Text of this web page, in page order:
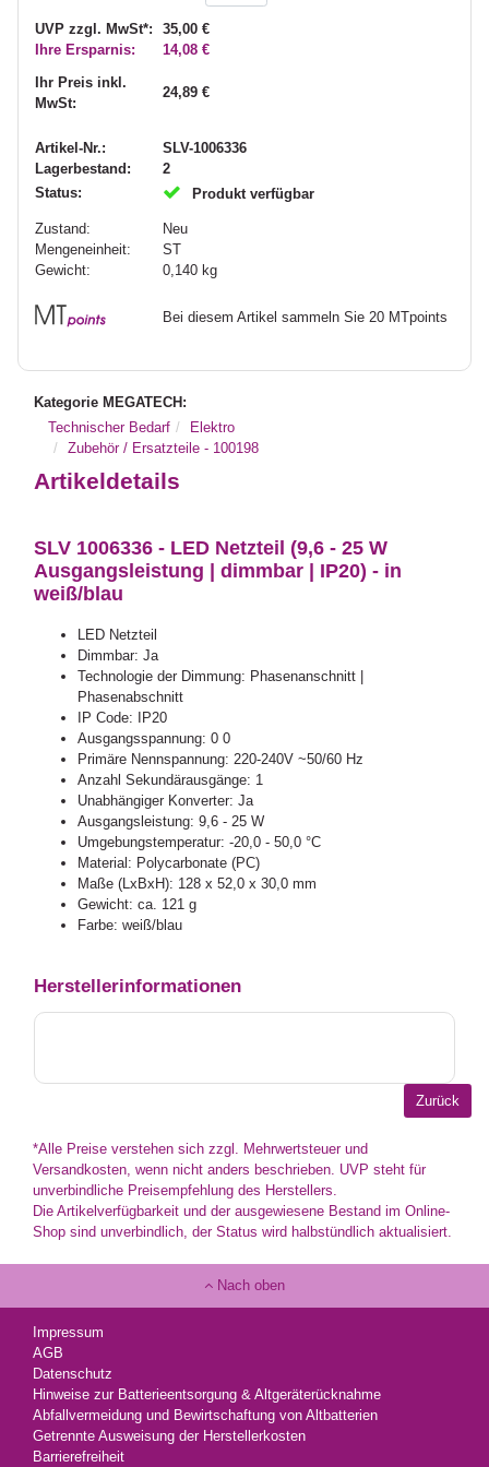
UVP zzgl. MwSt*:
35,00 €
Ihre Ersparnis:
14,08 €
Ihr Preis inkl.
MwSt:
24,89 €
Artikel-Nr.:
SLV-1006336
Lagerbestand:
2
Status:
Produkt verfügbar
Zustand:
Neu
Mengeneinheit:
ST
Gewicht:
0,140 kg
Bei diesem Artikel sammeln Sie 20 MTpoints
Kategorie MEGATECH:
Technischer Bedarf
Elektro
Zubehör / Ersatzteile - 100198
Artikeldetails
SLV 1006336 - LED Netzteil (9,6 - 25 W
Ausgangsleistung | dimmbar | IP20) - in
weiß/blau
LED Netzteil
Dimmbar: Ja
Technologie der Dimmung: Phasenanschnitt |
Phasenabschnitt
IP Code: IP20
Ausgangsspannung: 0 0
Primäre Nennspannung: 220-240V ~50/60 Hz
Anzahl Sekundärausgänge: 1
Unabhängiger Konverter: Ja
Ausgangsleistung: 9,6 - 25 W
Umgebungstemperatur: -20,0 - 50,0 °C
Material: Polycarbonate (PC)
Maße (LxBxH): 128 x 52,0 x 30,0 mm
Gewicht: ca. 121 g
Farbe: weiß/blau
Herstellerinformationen
*Alle Preise verstehen sich zzgl. Mehrwertsteuer und
Versandkosten, wenn nicht anders beschrieben. UVP steht für
unverbindliche Preisempfehlung des Herstellers.
Die Artikelverfügbarkeit und der ausgewiesene Bestand im Online-
Shop sind unverbindlich, der Status wird halbstündlich aktualisiert.
Nach oben
Impressum
AGB
Datenschutz
Hinweise zur Batterieentsorgung & Altgeräterücknahme
Abfallvermeidung und Bewirtschaftung von Altbatterien
Getrennte Ausweisung der Herstellerkosten
Barrierefreiheit